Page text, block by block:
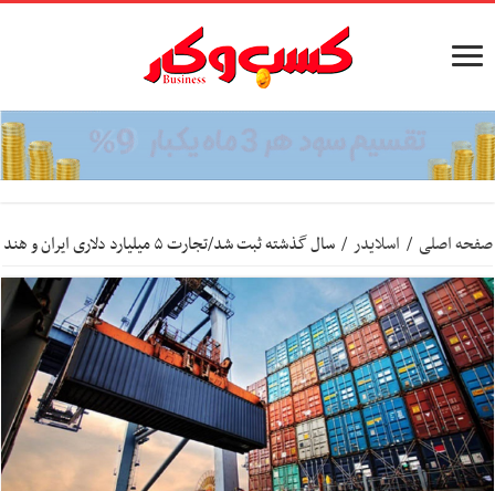
صفحه اصلی / اسلایدر / سال گذشته ثبت شد/تجارت ۵ میلیارد دلاری ایران و هند